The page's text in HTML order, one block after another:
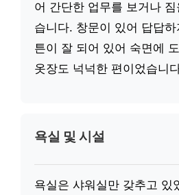
어 간단한 업무를 보거나
습니다. 창문이 있어 답답
튼이 잘 되어 있어 숙면에
옷장도 넉넉한 편이었습니
욕실 및 시설
욕실은 샤워실만 갖추고 있